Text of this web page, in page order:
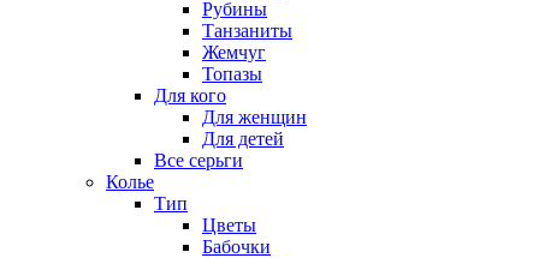
Рубины
Танзаниты
Жемчуг
Топазы
Для кого
Для женщин
Для детей
Все серьги
Колье
Тип
Цветы
Бабочки